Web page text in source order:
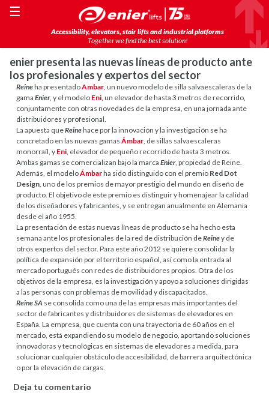
Accessibility, elevators, stair lifts and industrial platforms
Together we find the best solution!
☰
enier presenta las nuevas líneas de producto ante
los profesionales y expertos del sector
Reineha presentadoAmbar, un nuevo modelo de silla salvaescaleras de la
gamaEnier, y el modelo Eni, un elevador de hasta 3 metros de recorrido,
conjuntamente con otras novedades de la empresa, en una jornada ante
distribuidores y profesional.
La apuesta queReinehace por la innovación y la investigación se ha
concretado en las nuevas gamasÁmbar, de sillas salvaescaleras
monorraíl, y Eni, elevador de pequeño recorrido de hasta 3 metros.
Ambas gamas se comercializan bajo la marcaEnier, propiedad de Reine.
Además, el modeloÁmbarha sido distinguido con el premio Red Dot
Design, uno de los premios de mayor prestigio del mundo en diseño de
producto. El objetivo de este premio es distinguir y homenajear la calidad
de los diseñadores y fabricantes, y se entregan anualmente en Alemania
desde el año 1955.
La presentación de estas nuevas líneas de producto se ha hecho esta
semana ante los profesionales de la red de distribución deReiney de
otros expertos del sector. Para este año 2012 se quiere consolidar la
política de expansión por el territorio español, así como la entrada al
mercado portugués con redes de distribuidores propios. Otra de los
objetivos de la empresa, es la investigación y apoyo a soluciones dirigidas
a las personas con problemas de movilidad y discapacitados.
Reine SA se consolida como una de las empresas más importantes del
sector de fabricantes y distribuidores de sistemas de elevadores en
España. La empresa, que cuenta con una trayectoria de 60 años en el
mercado, está expandiendo su modelo de negocio, aportando soluciones
innovadoras y tecnológicas en sistemas de elevadores a medida, para
solucionar cualquier obstáculo de accesibilidad, de barrera arquitectónica
o por la elevación de cargas.
Deja tu comentario